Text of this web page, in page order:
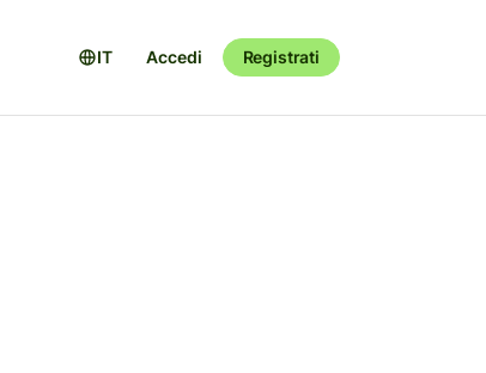
IT Accedi Registrati